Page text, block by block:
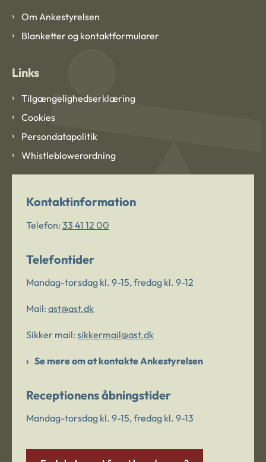
Om Ankestyrelsen
Blanketter og kontaktformularer
Links
Tilgængelighedserklæring
Cookies
Persondatapolitik
Whistleblowerordning
Kontaktinformation
Telefon: 33 41 12 00
Telefontider
Mandag-torsdag kl. 9-15, fredag kl. 9-12
Mail: ast@ast.dk
Sikker mail: sikkermail@ast.dk
Se mere om at kontakte Ankestyrelsen
Receptionens åbningstider
Mandag-torsdag kl. 9-15, fredag kl. 9-13